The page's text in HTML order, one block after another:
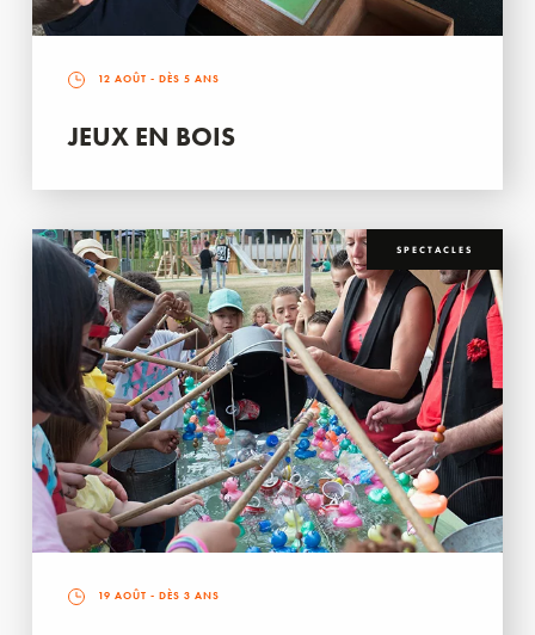
12 AOÛT - DÈS 5 ANS
JEUX EN BOIS
SPECTACLES
19 AOÛT - DÈS 3 ANS